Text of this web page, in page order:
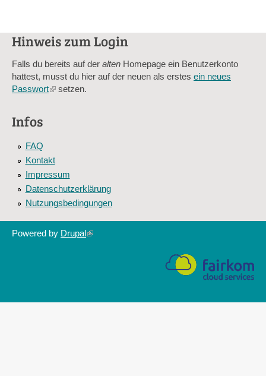
Hinweis zum Login
Falls du bereits auf der alten Homepage ein Benutzerkonto
hattest, musst du hier auf der neuen als erstes ein neues
Passwort(linksetzen.
Infos
FAQ
Kontakt
Impressum
Datenschutzerklärung
Nutzungsbedingungen
Powered by Drupal(link